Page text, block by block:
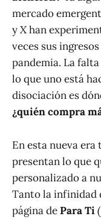
mercado
yXhan
veces sus
pandemia. La
lo que uno está
disociación es
¿quién compra
En esta nueva
presentan lo que
personalizado a
Tanto la infinidad
página dePara Ti